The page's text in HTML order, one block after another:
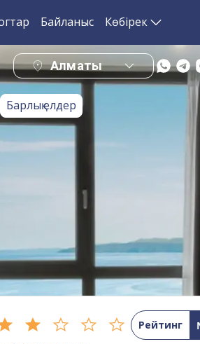
Байланыс Көбірек
Алматы
Барлық елдер
Рейтинг